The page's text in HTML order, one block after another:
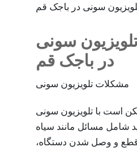
سونی
در باجک قم
مشکلات تلویزیون سونی
است با تلویزیون سونی
شامل مسائل مانند سیاه
و وصل شدن دستگاه،